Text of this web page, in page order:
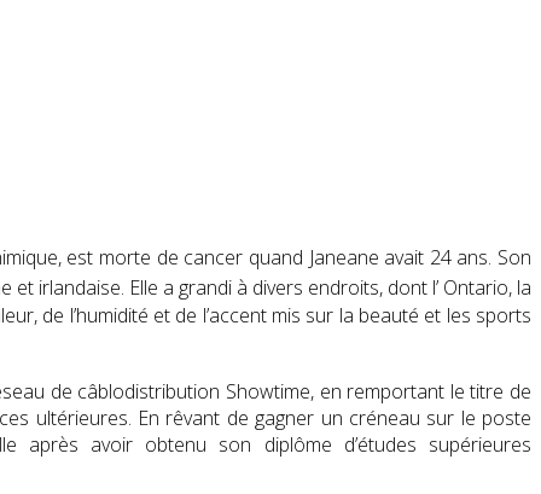
est morte de cancer quand Janeane avait 24 ans. Son
et irlandaise. Elle a grandi à divers endroits, dont l’ Ontario, la
de l’humidité et de l’accent mis sur la beauté et les sports
de câblodistribution Showtime, en remportant le titre de
ultérieures. En rêvant de gagner un créneau sur le poste
après avoir obtenu son diplôme d’études supérieures